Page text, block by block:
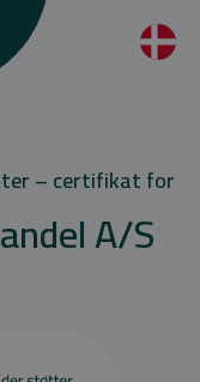
– certifikat for
A/S